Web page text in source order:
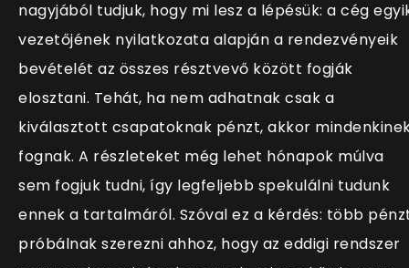
nagyjából tudjuk, hogy mi lesz a lépésük: a cég
vezetőjének nyilatkozata alapján a rendezvényeik
bevételét az összes résztvevő között fogják
elosztani. Tehát, ha nem adhatnak csak a
kiválasztott csapatoknak pénzt, akkor
fognak. A részleteket még lehet hónapok múlva
sem fogjuk tudni, így legfeljebb spekulálni tudunk
ennek a tartalmáról. Szóval ez a kérdés: több
próbálnak szerezni ahhoz, hogy az eddigi rendszer